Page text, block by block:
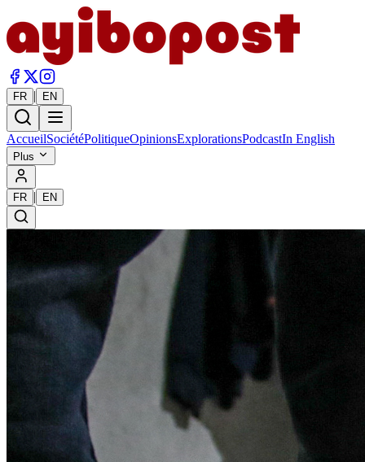
FR | EN
AccueilSociétéPolitiqueOpinionsExplorationsPodcastIn English
Plus
FR | EN